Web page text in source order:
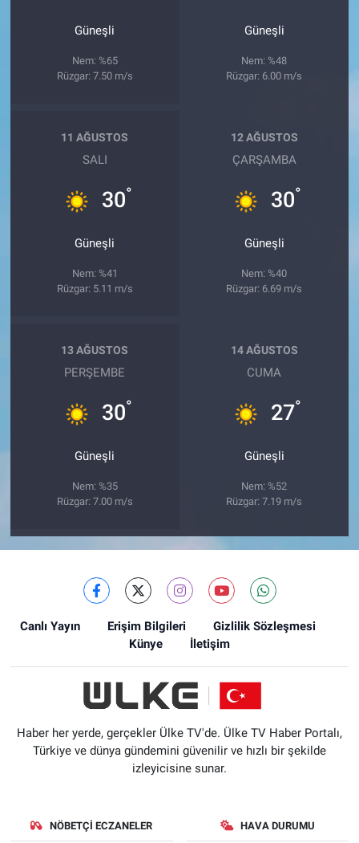
Güneşli
Nem: %65
Rüzgar: 7.50 m/s
Güneşli
Nem: %48
Rüzgar: 6.00 m/s
11 AĞUSTOS
SALI
30°
Güneşli
Nem: %41
Rüzgar: 5.11 m/s
12 AĞUSTOS
ÇARŞAMBA
30°
Güneşli
Nem: %40
Rüzgar: 6.69 m/s
13 AĞUSTOS
PERŞEMBE
30°
Güneşli
Nem: %35
Rüzgar: 7.00 m/s
14 AĞUSTOS
CUMA
27°
Güneşli
Nem: %52
Rüzgar: 7.19 m/s
Canlı Yayın Erişim Bilgileri
Gizlilik Sözleşmesi
Künye
İletişim
Haber her yerde, gerçekler Ülke TV'de. Ülke TV Haber Portalı,
Türkiye ve dünya gündemini güvenilir ve hızlı bir şekilde
izleyicisine sunar.
NÖBETÇI ECZANELER HAVA DURUMU